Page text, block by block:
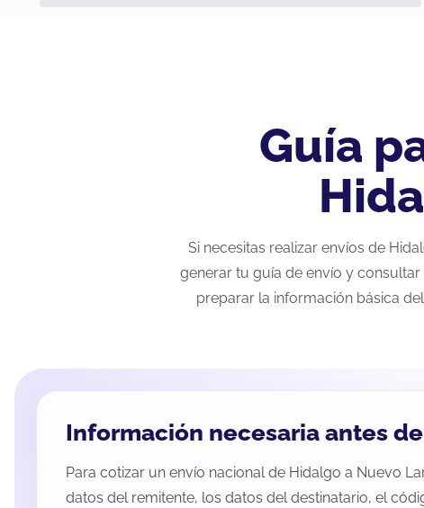
Guía
Si necesitas realizar envíos de
generar tu guía de envío y
preparar la información básica
Información necesaria antes
Para cotizar un envío nacional de Hidalgo a Nuevo
datos del remitente, los datos del destinatario, el